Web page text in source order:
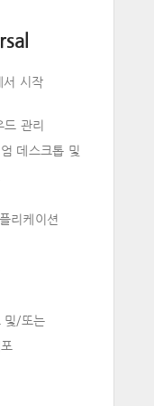
서 시작
관리
데스크톱 및
리케이션
및/또는